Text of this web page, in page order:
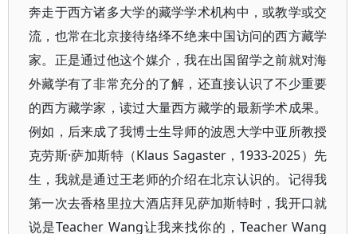
奔走于西方诸多大学的藏学学术机构中，或教学或交
流，也常在北京接待络绎不绝来中国访问的西方藏学
家。正是通过他这个媒介，我在出国留学之前就对海
外藏学有了非常充分的了解，还直接认识了不少重要
的西方藏学家，读过大量西方藏学的最新学术成果。
例如，后来成了我博士生导师的波恩大学中亚所教授
克劳斯·萨加斯特（Klaus Sagaster，1933-2025）先
生，我就是通过王老师的介绍在北京认识的。记得我
第一次去香格里拉大酒店拜见萨加斯特时，我开口就
说是Teacher Wang让我来找你的，Teacher Wang